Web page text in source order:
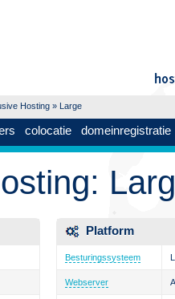
Hosting » Large
colocatie domeinregistratie
Platform
Besturingssysteem
Webserver